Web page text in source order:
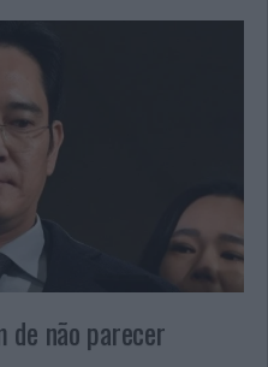
de não parecer